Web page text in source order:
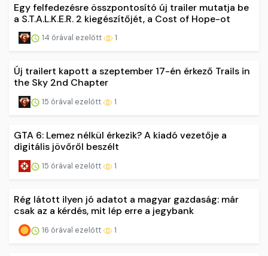
Egy felfedezésre összpontosító új trailer mutatja be
a S.T.A.L.K.E.R. 2 kiegészítőjét, a Cost of Hope-ot
14 órával ezelőtt 1
Új trailert kapott a szeptember 17-én érkező Trails in
the Sky 2nd Chapter
15 órával ezelőtt 1
GTA 6: Lemez nélkül érkezik? A kiadó vezetője a
digitális jövőről beszélt
15 órával ezelőtt 1
Rég látott ilyen jó adatot a magyar gazdaság: már
csak az a kérdés, mit lép erre a jegybank
16 órával ezelőtt 1